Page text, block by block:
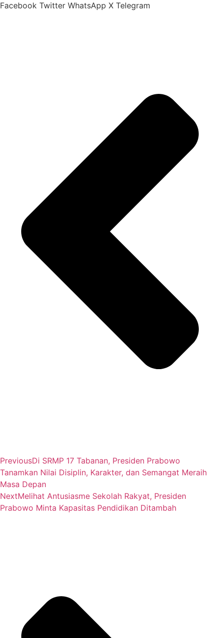
Facebook Twitter WhatsApp X Telegram
PreviousDi SRMP 17 Tabanan, Presiden Prabowo
Tanamkan Nilai Disiplin, Karakter, dan Semangat Meraih
Masa Depan
NextMelihat Antusiasme Sekolah Rakyat, Presiden
Prabowo Minta Kapasitas Pendidikan Ditambah